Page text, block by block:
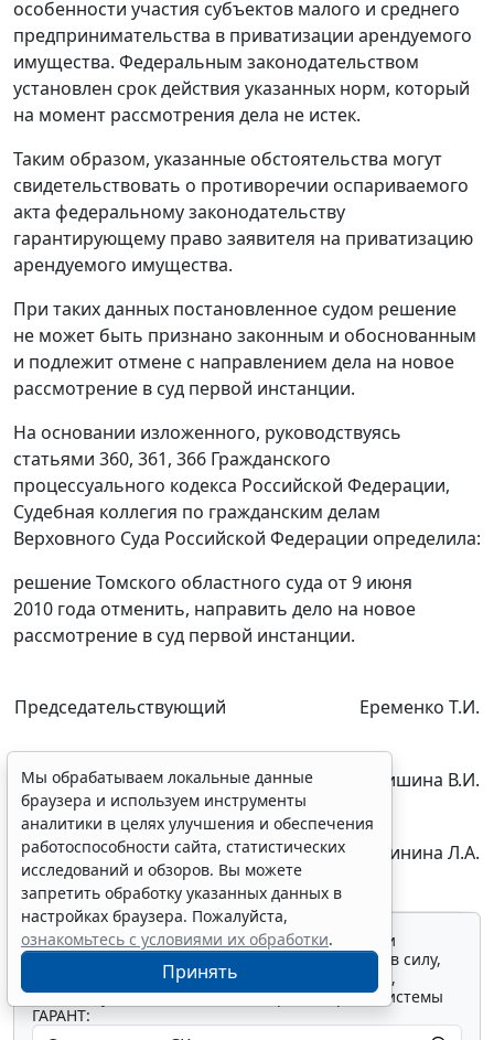
особенности участия субъектов малого и среднего
предпринимательства в приватизации арендуемого
имущества. Федеральным законодательством
установлен срок действия указанных норм, который
на момент рассмотрения дела не истек.
Таким образом, указанные обстоятельства могут
свидетельствовать о противоречии оспариваемого
акта федеральному законодательству
гарантирующему право заявителя на приватизацию
арендуемого имущества.
При таких данных постановленное судом решение
не может быть признано законным и обоснованным
и подлежит отмене с направлением дела на новое
рассмотрение в суд первой инстанции.
На основании изложенного, руководствуясь
статьями 360, 361, 366 Гражданского
процессуального кодекса Российской Федерации,
Судебная коллегия по гражданским делам
Верховного Суда Российской Федерации определила:
решение Томского областного суда от 9 июня
2010 года отменить, направить дело на новое
рассмотрение в суд первой инстанции.
Председательствующий Еременко Т.И.
Судьи Анишина В.И.
Калинина Л.А.
Для просмотра актуального текста документа и
получения полной информации о вступлении в силу,
изменениях и порядке применения документа,
воспользуйтесь поиском в Интернет-версии системы
ГАРАНТ:
Мы обрабатываем локальные данные
браузера и используем инструменты
аналитики в целях улучшения и обеспечения
работоспособности сайта, статистических
исследований и обзоров. Вы можете
запретить обработку указанных данных в
настройках браузера. Пожалуйста,
ознакомьтесь с условиями их обработки.
Принять